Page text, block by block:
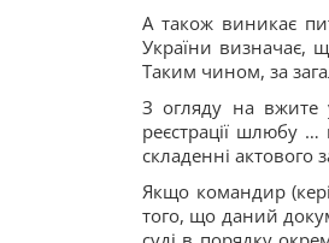
А також виникає
України визначає,
Таким чином, за
З огляду на вжите
реєстрації шлюбу
складенні актового
Якщо командир
того, що даний